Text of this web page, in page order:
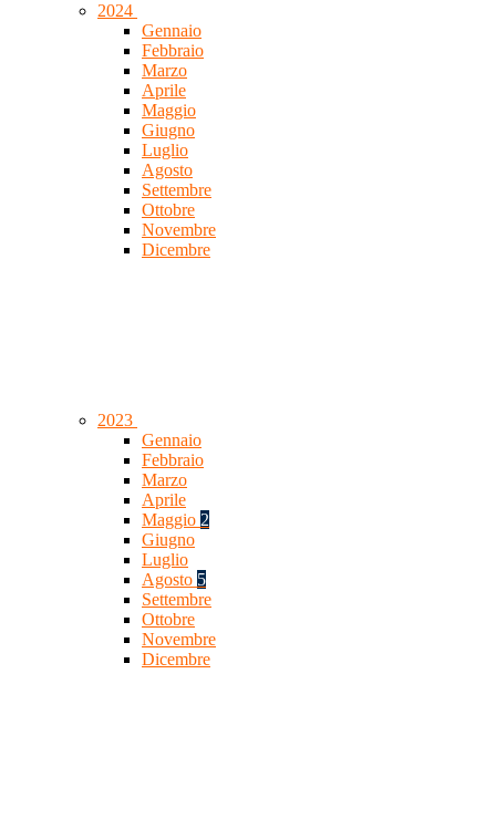
2024
Gennaio
Febbraio
Marzo
Aprile
Maggio
Giugno
Luglio
Agosto
Settembre
Ottobre
Novembre
Dicembre
2023
Gennaio
Febbraio
Marzo
Aprile
Maggio 2
Giugno
Luglio
Agosto 5
Settembre
Ottobre
Novembre
Dicembre